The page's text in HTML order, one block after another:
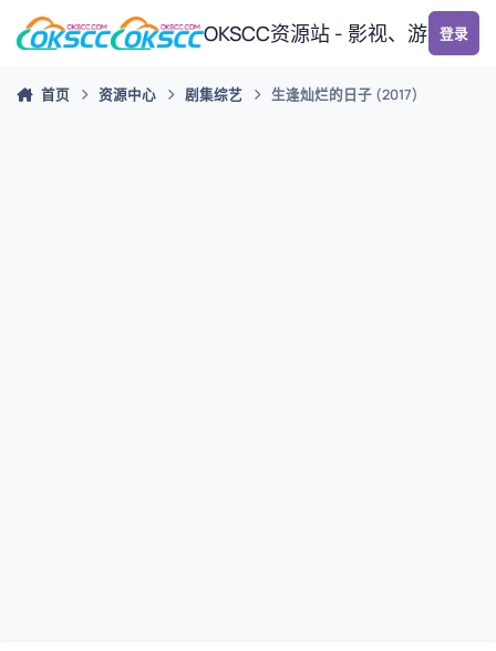
跳转到帖子
OKSCC资源站 - 影视、游戏、
登录
首页 资源中心 剧集综艺 生逢灿烂的日子 (2017)